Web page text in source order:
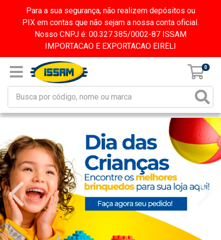
Para a sua segurança, não realizem depósitos ou
PIX em contas que não sejam a nossa conta oficial.
Nosso CNPJ é: 00.327.385/0002-87 ISSAM
IMPORTACAO E EXPORTACAO EIRELI
0